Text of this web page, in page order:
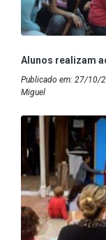
Alunos realizam
Publicado em: 27/10/
Miguel